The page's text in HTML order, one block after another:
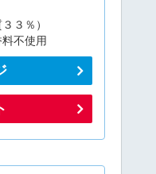
３％）
不使用